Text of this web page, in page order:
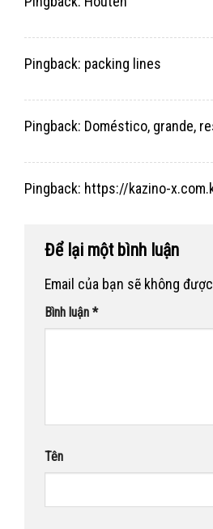
Pingback: packing lines
Pingback: Doméstico, grande,
Pingback: https://kazino-
Để lại một bình luận
Email của bạn sẽ không
Bình luận *
Tên